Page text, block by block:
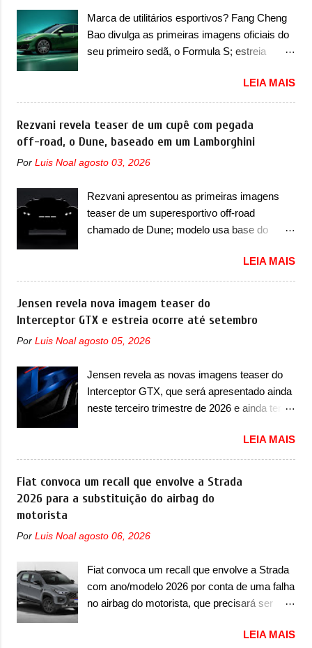
LBMS, VCU, TMS, controle ativo de pré-
carga e gateway de domínio de energia. Há
mais quatro recursos de software como
na traseira, que vão atualizá-los para a
identidade visual mais moderna da marca,
mas ainda sem motivos para que essa
não deve ter agradado em nada os primeiros
consumidores). Pelas imagens teaser, se
percebe que o sedã contará com um novo
para-choque na dianteira. Ele passa a trazer
um vinco horizontal mais destacado que
logo abaixo do logotipo e dos faróis. Ele ainda
possui um espaço para a placa novo abaixo
do vinco e uma nova entrada de ar inferio...
Marca de utilitários esportivos? Fang Cheng
Bao divulga as primeiras imagens oficiais do
seu primeiro sedã, o Formula S; estreia
como uma marca com utilitários esportivos, a
Fang Cheng Bao nasceu como uma empresa
voltada a desenvolver utilitários esportivos
com uma pegada mais off-road. E isso
funcionou muito bem com o lançamento dos
modelos Bao 5 e Bao 8, além do Tai 3 e Tai 7.
vez no segmento de... sedãs. Antecipado por
imagens teaser, o Formula S será o primeiro
três volumes da Fang Cheng Bao, que
Denza. Até o momento, a marca divulgou
algumas imagens externas e informações
sobre o sedã, que terá seu lançamento ainda
neste ano de 2026. Em termos de design, o
Formula S segue basicamente as mesmas
de Pequim, que aconteceu no primeiro
semestre. Na dianteira, o sedã conta com
faróis mais quadrados e compactos, com
LEIA MAIS
Rezvani revela teaser de um cupê com pegada
off-road, o Dune, baseado em um Lamborghini
Por Luis Noal agosto 03, 2026
Rezvani apresentou as primeiras imagens
teaser de um superesportivo off-road
chamado de Dune; modelo usa base do
Rezvani apresentou as primeiras imagens
teaser de um novo superesportivo que vai
oferecer aos seus consumidores. Trata-se do
Dune, um cupê superesportivo que terá uma
esportivos recentemente tiveram, como o
Huracán Sterrato. E o modelo italiano tem
grande parte no desenvolvimento do Dune.
Baseado no Huracán, o Dune nasce com
apresentou com o Sterrato, mas com um
design ainda mais Mad Max – algo
característico da Rezvani. Junto com as
imagens, a marca já confirmou que o Dune
serão apenas sete unidades produzidas...
Ele será equipado com um motor V10
Supercharger capaz de desenvolver cerca de
800cv que separou a performance exótica da
LEIA MAIS
Jensen revela nova imagem teaser do
Interceptor GTX e estreia ocorre até setembro
Por Luis Noal agosto 05, 2026
Jensen revela as novas imagens teaser do
Interceptor GTX, que será apresentado ainda
neste terceiro trimestre de 2026 e ainda terá
Jensen International Automotive (abreviação
de JIA) apresentou uma nova imagem teaser
que mostra como será o Interceptor GTX, o
esportivo que recolocará a marca no
mercado. O granturismo (GT) apareceu em
aparece o para-choque traseiro. A marca
apresentado no terceiro trimestre de 2026, ou
seja, acontecerá entre os meses de julho e
setembro (e já estamos em agosto), ou seja,
dia 30 de setembro. A marca confirmou que
LEIA MAIS
Fiat convoca um recall que envolve a Strada
2026 para a substituição do airbag do
motorista
Por Luis Noal agosto 06, 2026
Fiat convoca um recall que envolve a Strada
com ano/modelo 2026 por conta de uma falha
no airbag do motorista, que precisará ser
24 de outubro de 2025 que envolve osLEIA MAIS